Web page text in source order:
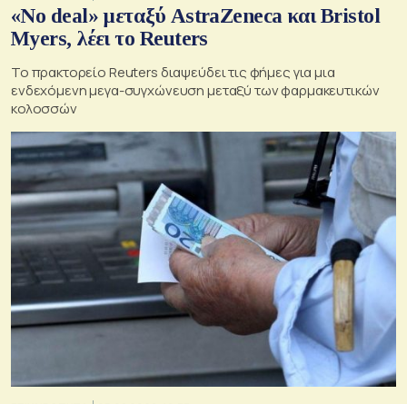
«No deal» μεταξύ AstraZeneca και Bristol
Myers, λέει το Reuters
Το πρακτορείο Reuters διαψεύδει τις φήμες για μια
ενδεχόμενη μεγα-συγχώνευση μεταξύ των φαρμακευτικών
κολοσσών